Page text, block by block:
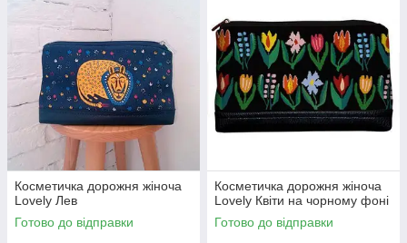
Косметичка дорожня жіноча
Lovely Лев
Готово до відправки
Косметичка дорожня жіноча
Lovely Квіти на чорному фоні
Готово до відправки